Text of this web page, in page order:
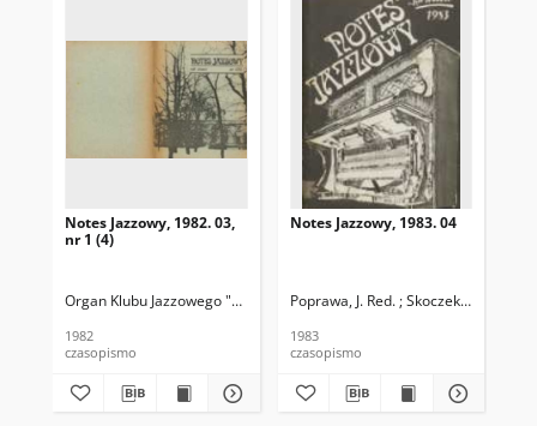
Notes Jazzowy, 1982. 03,
nr 1 (4)
Organ Klubu Jazzowego "Rotunda" Skoczek, T. Red.
1982
czasopismo
Notes Jazzowy, 1983. 04
Poprawa, J. Red. ; Skoczek T. Red.
1983
czasopismo